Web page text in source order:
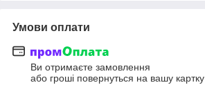
Умови оплати
Ви отримаєте замовлення
або гроші повернуться на вашу картку